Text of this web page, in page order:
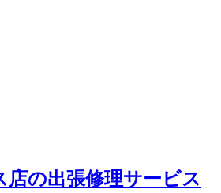
店の出張修理サービス